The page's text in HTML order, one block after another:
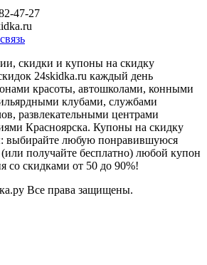
ответы
бизнеса
акции